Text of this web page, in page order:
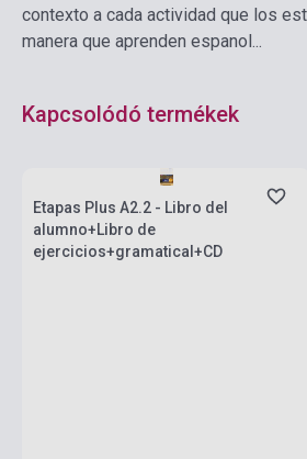
contexto a cada actividad que los
manera que aprenden espanol...
Kapcsolódó termékek
Etapas Plus A2.2 - Libro del
alumno+Libro de
ejercicios+gramatical+CD